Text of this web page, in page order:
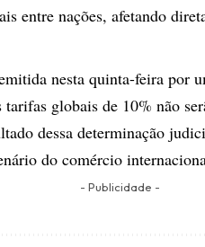
entre nações, afetando
nesta quinta-feira por
tarifas globais de 10% não
dessa determinação
do comércio
- Publicidade -